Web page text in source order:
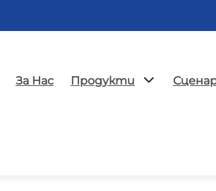
За Нас Продукти